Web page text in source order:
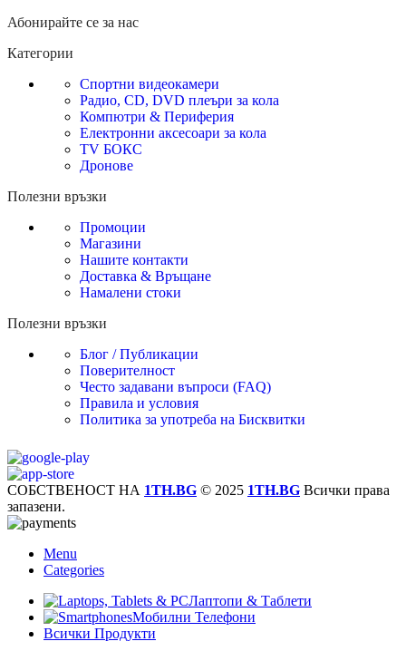
Абонирайте се за нас
Категории
Спортни видеокамери
Радио, CD, DVD плеъри за кола
Компютри & Периферия
Електронни аксесоари за кола
TV БОКС
Дронове
Полезни връзки
Промоции
Магазини
Нашите контакти
Доставка & Връщане
Намалени стоки
Полезни връзки
Блог / Публикации
Поверителност
Често задавани въпроси (FAQ)
Правила и условия
Политика за употреба на Бисквитки
СОБСТВЕНОСТ НА 1TH.BG © 2025 1TH.BG Всички права
запазени.
Menu
Categories
Лаптопи & Таблети
Мобилни Телефони
Всички Продукти